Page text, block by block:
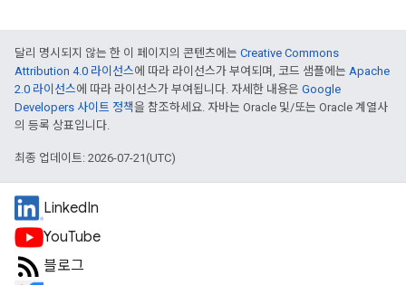
달리 명시되지 않는 한 이 페이지의 콘텐츠에는 Creative Commons
Attribution 4.0 라이선스에 따라 라이선스가 부여되며, 코드 샘플에는 Apache
2.0 라이선스에 따라 라이선스가 부여됩니다. 자세한 내용은 Google
Developers 사이트 정책을 참조하세요. 자바는 Oracle 및/또는 Oracle 계열사
의 등록 상표입니다.
최종 업데이트: 2026-07-21(UTC)
LinkedIn
YouTube
블로그